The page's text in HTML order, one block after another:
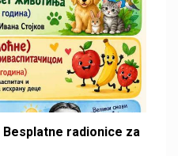
radionice za